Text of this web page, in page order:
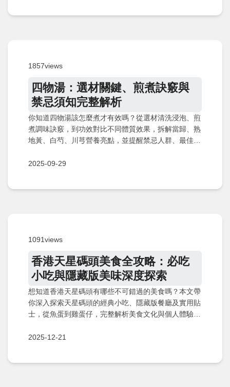
1857views
四物湯：選材關鍵、煎煮訣竅與
禁忌須知完整解析
你知道四物湯該怎麼煮才有效嗎？從選材清洗浸泡、煎
煮調味訣竅，到功效對比不同體質效果，拆解當歸、熟
地黃、白芍、川芎營養亮點，並提醒禁忌人群、最佳飲
2025-09-29
1091views
香港天星碼頭美食全攻略：必吃
小吃與隱藏版美味深度探索
想知道香港天星碼頭有哪些不可錯過的美食嗎？本文帶
你深入探索天星碼頭的經典小吃、隱藏版餐廳及實用貼
士，從魚蛋到雞蛋仔，完整解析美食文化與個人體驗，
2025-12-21